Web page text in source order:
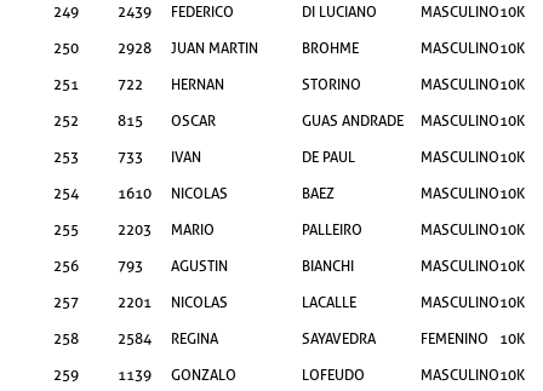
249
2439 FEDERICO DI LUCIANO MASCULINO10KM
250
2928 JUAN MARTIN BROHME MASCULINO10KM
251
722 HERNAN STORINO MASCULINO10KM
252
815 OSCAR GUAS ANDRADE MASCULINO10KM
253
733 IVAN DE PAUL MASCULINO10KM
254
1610 NICOLAS BAEZ MASCULINO10KM
255
2203 MARIO PALLEIRO MASCULINO10KM
256
793 AGUSTIN BIANCHI MASCULINO10KM
257
2201 NICOLAS LACALLE MASCULINO10KM
258
2584 REGINA SAYAVEDRA FEMENINO
10KM
259
1139 GONZALO LOFEUDO MASCULINO10KM